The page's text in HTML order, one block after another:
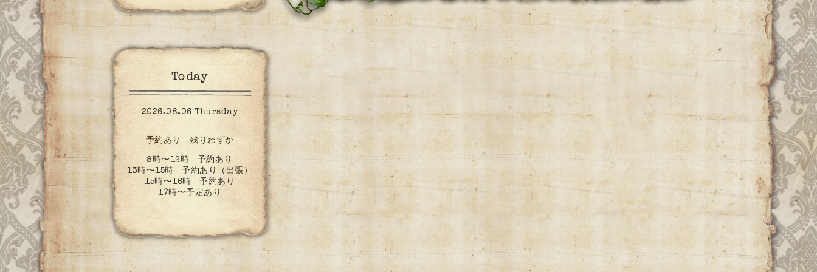
Today
2026.08.06 Thursday
予約あり 残りわずか
8時〜12時 予約あり
13時〜15時 予約あり（出張）
15時〜16時 予約あり
17時〜予定あり